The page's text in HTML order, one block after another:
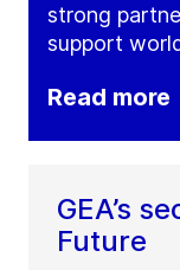
strong
support
Read more
GEA’s
Future